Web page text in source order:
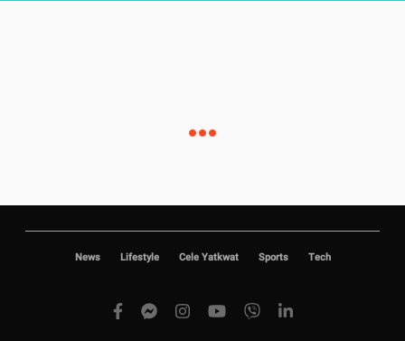
News Lifestyle Cele Yatkwat Sports Tech